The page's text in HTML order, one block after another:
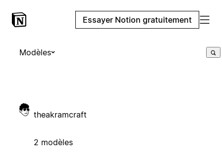
Essayer Notion gratuitement
Modèles
theakramcraft
2 modèles